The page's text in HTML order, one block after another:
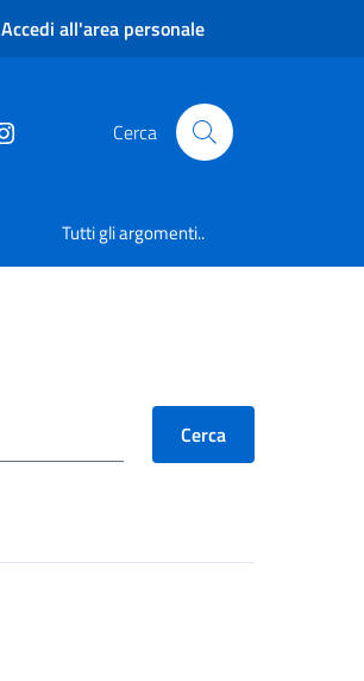
Accedi all'area personale
Cerca
Tutti gli argomenti..
Cerca